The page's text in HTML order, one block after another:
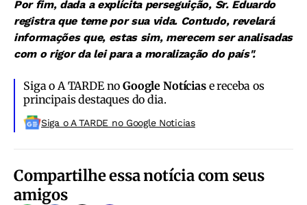
Por fim, dada a explícita perseguição, Sr. Eduardo
registra que teme por sua vida. Contudo, revelará
informações que, estas sim, merecem ser analisadas
com o rigor da lei para a moralização do país".
Siga o A TARDE noGoogle Notíciase receba os
principais destaques do dia.
Siga o A TARDE no Google Noticias
Compartilhe essa notícia com seus
amigos